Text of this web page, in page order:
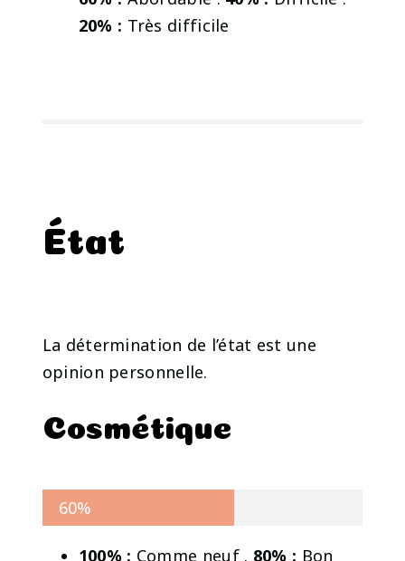
20% : Très difficile
État
La détermination de l’état est une
opinion personnelle.
Cosmétique
60%
100% : Comme neuf . 80% : Bon